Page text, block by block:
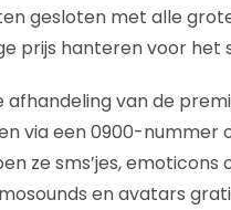
gesloten met alle
prijs hanteren voor het
van de
via een 0900-nummer
ze sms’jes, emoticons
en avatars